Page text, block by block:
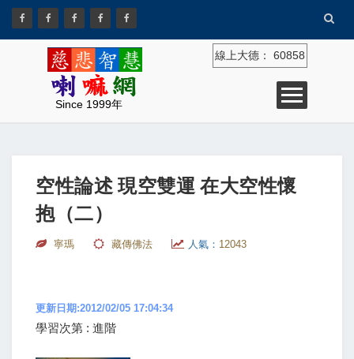
Since 1999年
線上大德： 60858
空性論述 現空雙運 在大空性懷
抱（二）
寧瑪 藏傳佛法 人氣： 12043
更新日期:2012/02/05 17:04:34
學習次第 : 進階